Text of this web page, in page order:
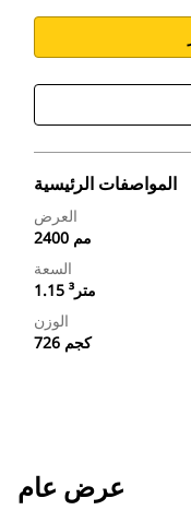
المواصفات الرئيسية
العرض
2400 مم
السعة
1.15 متر³
الوزن
726 كجم
عرض عام